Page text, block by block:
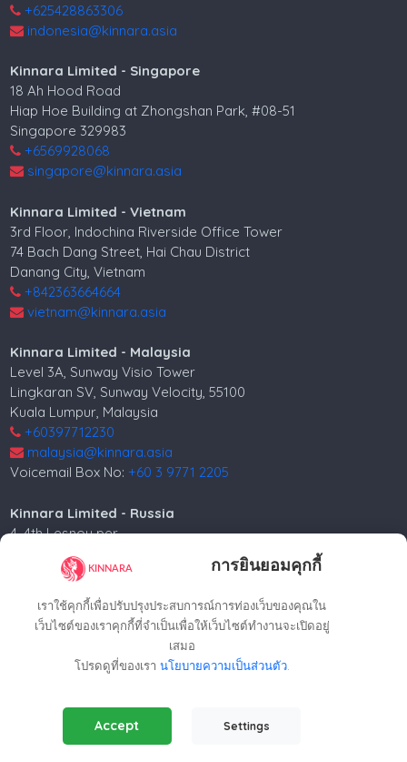
การยินยอมคุกกี้
เราใช้คุกกี้เพื่อปรับปรุงประสบการณ์การท่องเว็บของคุณใน
เว็บไซต์ของเราคุกกี้ที่จำเป็นเพื่อให้เว็บไซต์ทำงานจะเปิดอยู่
เสมอ
โปรดดูที่ของเรา นโยบายความเป็นส่วนตัว.
Essential Cookies(Always Active)
Required for the website to function properly.
Accept Settings
+625428863306
indonesia@kinnara.asia
Kinnara Limited - Singapore
18 Ah Hood Road
Hiap Hoe Building at Zhongshan Park, #08-51
Singapore 329983
+6569928068
singapore@kinnara.asia
Kinnara Limited - Vietnam
3rd Floor, Indochina Riverside Office Tower
74 Bach Dang Street, Hai Chau District
Danang City, Vietnam
+842363664664
vietnam@kinnara.asia
Kinnara Limited - Malaysia
Level 3A, Sunway Visio Tower
Lingkaran SV, Sunway Velocity, 55100
Kuala Lumpur, Malaysia
+60397712230
malaysia@kinnara.asia
Voicemail Box No:+60 3 9771 2205
Kinnara Limited - Russia
4, 4th Lesnoy per.
Moscow, 125047, Russia.
russia@kinnara.asia
ลิขสิทธิ์ ©2024 Kinnara Limited - สงวนลิขสิทธิ์-2026